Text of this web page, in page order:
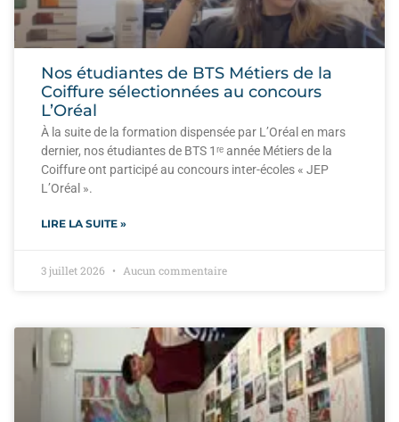
Nos étudiantes de BTS Métiers de la
Coiffure sélectionnées au concours
L’Oréal
À la suite de la formation dispensée par L’Oréal en mars
dernier, nos étudiantes de BTS 1ʳᵉ année Métiers de la
Coiffure ont participé au concours inter-écoles « JEP
L’Oréal ».
LIRE LA SUITE »
3 juillet 2026 Aucun commentaire